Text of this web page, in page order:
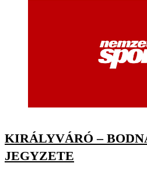
KIRÁLYVÁRÓ –
JEGYZETE